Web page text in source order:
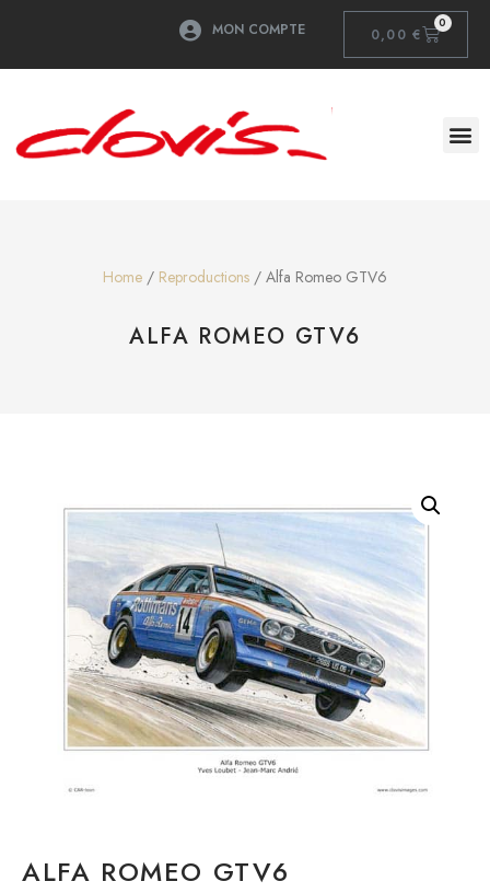
MON COMPTE 0,00€
0
Home / Reproductions / Alfa Romeo GTV6
ALFA ROMEO GTV6
ALFA ROMEO GTV6